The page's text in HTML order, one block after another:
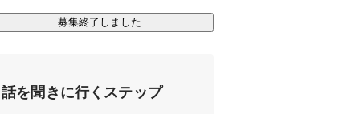
募集終了しました
話を聞きに行くステップ